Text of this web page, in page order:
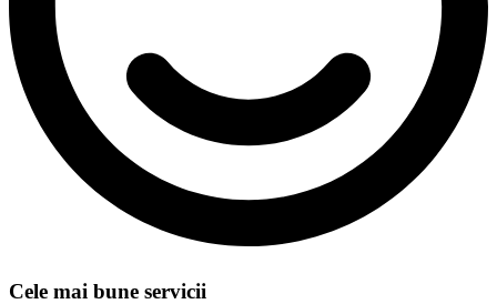
Cele mai bune servicii